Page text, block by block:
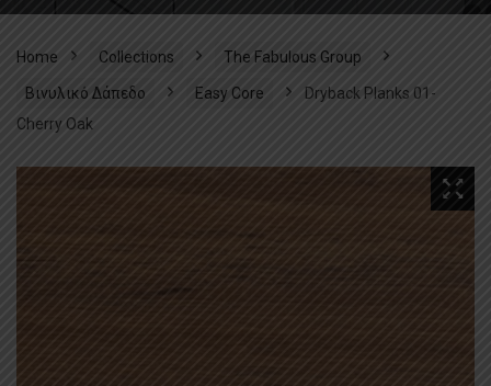
Home Collections The Fabulous Group
Βινυλικό Δάπεδο Easy Core
Dryback Planks 01-
Cherry Oak